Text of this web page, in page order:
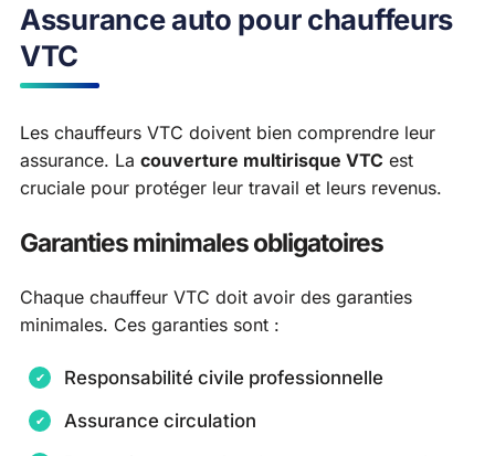
Assurance auto pour chauffeurs
VTC
Les chauffeurs VTC doivent bien comprendre leur
assurance. La couverture multirisque VTC est
cruciale pour protéger leur travail et leurs revenus.
Garanties minimales obligatoires
Chaque chauffeur VTC doit avoir des garanties
minimales. Ces garanties sont :
Responsabilité civile professionnelle
Assurance circulation